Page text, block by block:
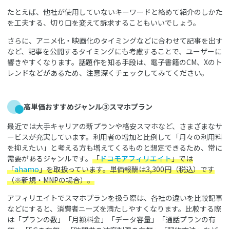
たとえば、他社が使用していないキーワードと絡めて紹介のしかた
を工夫する、切り口を変えて訴求することもいいでしょう。
さらに、アニメ化・映画化のタイミングなどに合わせて記事を出す
など、記事を公開するタイミングにも考慮することで、ユーザーに
響きやすくなります。話題作を知る手段は、電子書籍のCM、Xのト
レンドなどがあるため、注意深くチェックしてみてください。
高単価おすすめジャンル③スマホプラン
最近では大手キャリアの新プランや格安スマホなど、さまざまなサ
ービスが充実しています。利用者の増加と比例して「月々の利用料
を抑えたい」と考える方も増えてくるものと想定できるため、常に
需要があるジャンルです。 「ドコモアフィリエイト」では
「ahamo」を取扱っています。単価報酬は3,300円（税込）です
（※新規・MNPの場合）。
アフィリエイトでスマホプランを扱う際は、各社の違いを比較記事
などにすると、消費者ニーズを満たしやすくなります。比較する際
は「プランの数」「月額料金」「データ容量」「通話プランの有